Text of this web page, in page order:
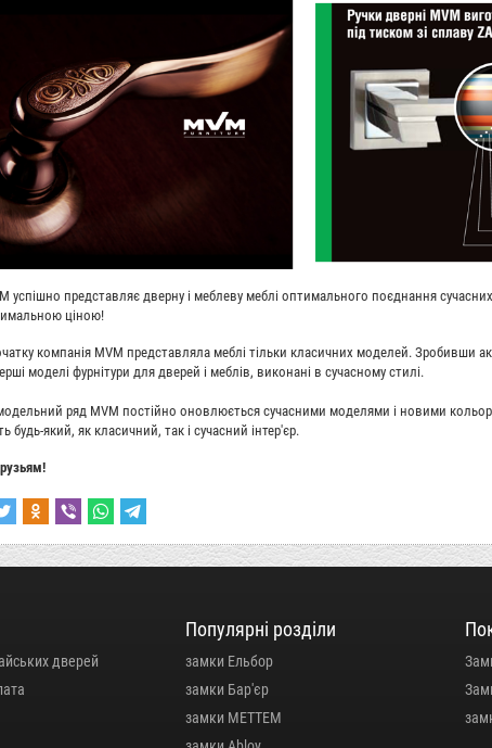
успішно представляє дверну і меблеву меблі оптимального поєднання
ціною!
компанія MVM представляла меблі тільки класичних моделей. Зробивши
моделі фурнітури для дверей і меблів, виконані в сучасному стилі.
ряд MVM постійно оновлюється сучасними моделями і новими
будь-який, як класичний, так і сучасний інтер'єр.
дверей
Популярні розділи
замки Ельбор
замки Бар'єр
замки МЕТТЕМ